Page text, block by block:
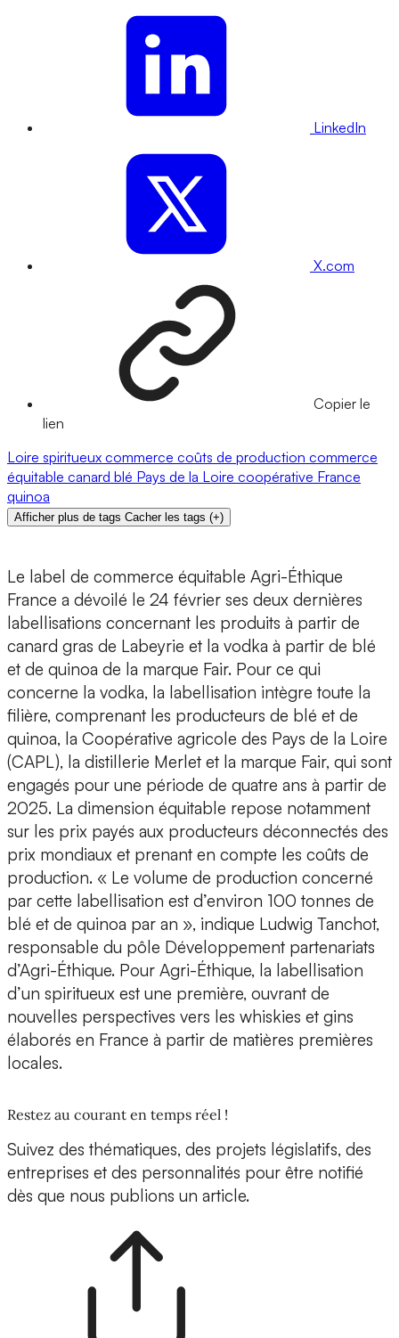
LinkedIn
X.com
Copier le
lien
Loire spiritueux commerce coûts de production commerce
équitable canard blé Pays de la Loire coopérative France
quinoa
Afficher plus de tags Cacher les tags (+)
Le label de commerce équitable Agri-Éthique
France a dévoilé le 24 février ses deux dernières
labellisations concernant les produits à partir de
canard gras de Labeyrie et la vodka à partir de blé
et de quinoa de la marque Fair. Pour ce qui
concerne la vodka, la labellisation intègre toute la
filière, comprenant les producteurs de blé et de
quinoa, la Coopérative agricole des Pays de la Loire
(CAPL), la distillerie Merlet et la marque Fair, qui sont
engagés pour une période de quatre ans à partir de
2025. La dimension équitable repose notamment
sur les prix payés aux producteurs déconnectés des
prix mondiaux et prenant en compte les coûts de
production. « Le volume de production concerné
par cette labellisation est d’environ 100 tonnes de
blé et de quinoa par an », indique Ludwig Tanchot,
responsable du pôle Développement partenariats
d’Agri-Éthique. Pour Agri-Éthique, la labellisation
d’un spiritueux est une première, ouvrant de
nouvelles perspectives vers les whiskies et gins
élaborés en France à partir de matières premières
locales.
Restez au courant en temps réel !
Suivez des thématiques, des projets législatifs, des
entreprises et des personnalités pour être notifié
dès que nous publions un article.